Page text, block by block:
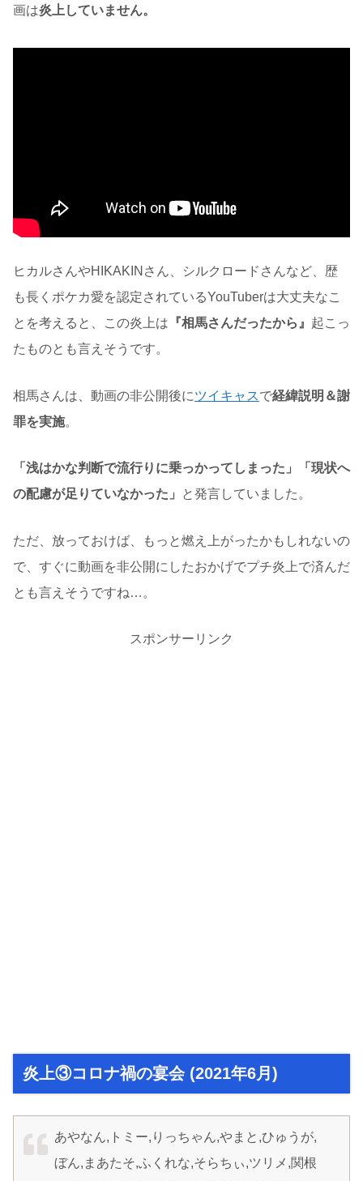
画は炎上していません。
ヒカルさんやHIKAKINさん、シルクロードさんなど、歴
も長くポケカ愛を認定されているYouTuberは大丈夫なこ
とを考えると、この炎上は 『相馬さんだったから』 起こっ
たものとも言えそうです。
相馬さんは、動画の非公開後にツイキャスで経緯説明＆謝
罪を実施。
「浅はかな判断で流行りに乗っかってしまった」「現状へ
の配慮が足りていなかった」
と発言していました。
ただ、放っておけば、もっと燃え上がったかもしれないの
で、すぐに動画を非公開にしたおかげでプチ炎上で済んだ
とも言えそうですね…。
スポンサーリンク
炎上③コロナ禍の宴会 (2021年6月)
あやなん,トミー,りっちゃん,やまと,ひゅうが,
ぼん,まあたそ,ふくれな,そらちぃ,ツリメ,関根